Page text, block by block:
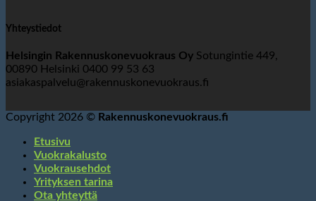
Yhteystiedot
Helsingin Rakennuskonevuokraus Oy Sotungintie 449,
00890 Helsinki 0400 99 53 63
asiakaspalvelu@rakennuskonevuokraus.fi
Copyright 2026 © Rakennuskonevuokraus.fi
Etusivu
Vuokrakalusto
Vuokrausehdot
Yrityksen tarina
Ota yhteyttä